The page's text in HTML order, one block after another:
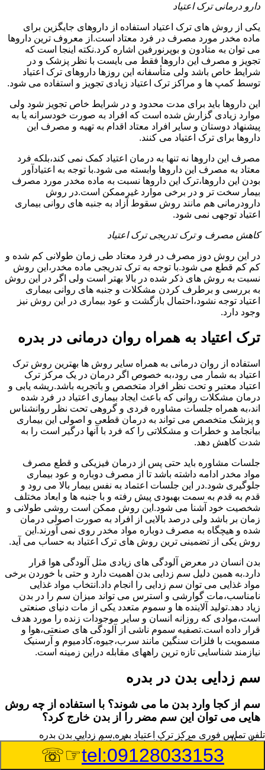
دارو درمانی ترک اعتیاد
یکی از روش های ترک اعتیاد استفاده از داروهای جایگزین برای
ماده مخدر مورد مصرف در فرد معتاد است.از معروف ترین داروها
می توان به متادون و بوپرنورفین اشاره کرد.نکته اینجا است که
تجویز و مصرف این داروها فقط می بایست با نظر پزشک و در
شرایط خاص باشد ولی متأسفانه این روزها داروهای ترک اعتیاد
توسط کمپ ها و مراکز ترک اعتیاد زیادی تجویز و استفاده می شود.
این داروها باید برای مدت محدود و در شرایط خاص تجویز شود ولی
موارد زیادی گزارش شده است که افراد به صورت خودسرانه یا به
پیشنهاد دوستان و سایر افراد معتاد اقدام به تهیه و مصرف این
داروها برای ترک اعتیاد می کنند.
مصرف این داروها نه تنها به درمان اعتیاد کمک نمی کند،بلکه فرد
معتاد به مصرف این داروها وابسته می شود.با توجه به اعتیادآور
بودن این داروها،ترک این داروها نسبت به ماده مخدر مورد مصرف
بیمار سخت تر و در برخی موارد غیرممکن است.در روش
دارودرمانی هم مانند روش سقوط آزاد به جنبه های روانی بیماری
اعتیاد توجهی نمی شود.
کاهش مصرف و ترک تدریجی ترک اعتیاد
در این روش دوز مصرف در فرد معتاد طی زمان طولانی کم شده و
کم کم قطع می شود.با توجه به ترک تدریجی ماده مخدر،این روش
نسبت به روش های ذکر شده در بالا بهتر است ولی اگر در این روش
به بررسی و برطرف کردن مشکلات و جنبه های روانی بیماری
اعتیاد توجه نشود،احتمال بازگشت و عود بیماری در این روش نیز
وجود دارد.
ترک اعتیاد به همراه روان درمانی در بدره
استفاده از روان درمانی به همراه سایر روش ها بهترین روش ترک
اعتیاد به شمار می رود،به خصوص اگر درمان در یک مرکز ترک
اعتیاد معتبر و تحت نظر افراد متخصص و باتجربه باشد.ریشه یابی و
درمان مشکلات روانی که باعث ایجاد بیماری اعتیاد در فرد شده
اند،به همراه جلسات مشاوره فردی و گروهی تحت نظر روانشناس
و پزشک متخصص می تواند به درمان قطعی و اصولی این بیماری
بیانجامد و خطرات و مشکلاتی را که فرد با آنها درگیر است را به
شدت کاهش دهد.
جلسات مشاوره باید حتی پس از درمان فیزیکی و قطع مصرف
مواد مخدر ادامه داشته باشد تا از مصرف دوباره و عود بیماری
جلوگیری شود.در این جلسات اعتماد به نفس بیمار بالا می رود و
قدم به قدم به سمت بهبودی پیش رفته و با جنبه ها و ابعاد مختلف
شخصیت خود آشنا می شود.این روش ممکن است روشی طولانی و
زمان بر باشد ولی درصد بالایی از افراد به صورت اصولی درمان
شده و هیچگاه به مصرف دوباره مواد مخدر روی نمی آورند.این
روش یکی از تضمینی ترین روش های ترک اعتیاد به حساب می آید.
بدن انسان در معرض آلودگی های زیادی مثل آلودگی هوا قرار
دارد.به همین دلیل سم زدایی بدن اهمیت دارد و حتی با خوردن برخی
مواد غذایی می توان سم زدایی را انجام داد.انتخاب مواد غذایی
نامناسب،مات گوارشی و استرس می تواند میزان سم را در بدن
زیاد دهد.تولید آلاینده ها و سموم متعدد یکی از مات دنیای صنعتی
است،موادی که روزانه انسان و سایر موجودات زنده را مورد هدف
قرار داده است.تصفیه سموم ناشی از آلودگی های صنعتی،هوا و
مسمویت با فلزات سنگین مانند سرب،جیوه،کادمیوم و آرسنیک
نیازمند شناسایی تازه ترین راههای مقابله دراین زمینه است.
سم زدایی بدن در بدره
سم از کجا وارد بدن ما می شوند؟ با استفاده از چه روش
هایی می توان این سم مضر را از بدن خارج کرد؟
بطور کلی سم موجود در بدن به دو گروه عمده تقسیم می
شوند.بخش بزرگی از این سموم مثل مواد به جا مانده از سموم
گیاهی و آفت کش ها،فلزات سنگین ناشی از آلودگی هوا،انواع
تلفن تماس فوری مرکز ترک اعتیاد بدره,سم زدایی بدن بدره
tel:09128033153
☞☏